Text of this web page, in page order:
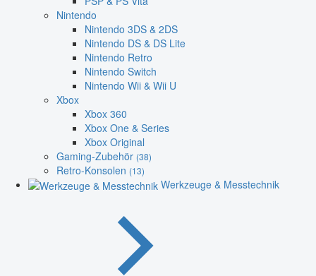
Nintendo
Nintendo 3DS & 2DS
Nintendo DS & DS Lite
Nintendo Retro
Nintendo Switch
Nintendo Wii & Wii U
Xbox
Xbox 360
Xbox One & Series
Xbox Original
Gaming-Zubehör (38)
Retro-Konsolen (13)
Werkzeuge & Messtechnik